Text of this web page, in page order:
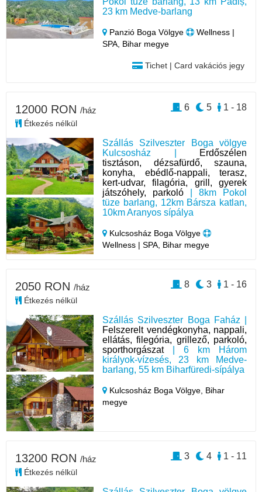
23 km Medve-barlang
Panzió Boga Völgye
Wellness |
SPA, Bihar megye
Tichet | Card vakációs jegy
Szállás Szilveszter Boga völgye
Kulcsosház |
Erdőszélen
tisztáson, dézsafürdő, szauna,
konyha, ebédlő-nappali, terasz,
kert-udvar, filagória, grill, gyerek
játszóhely, parkoló | 8km Pokol
tüze barlang, 12km Bársza katlan,
10km Aranyos sípálya
Kulcsosház Boga Völgye
Wellness | SPA, Bihar megye
12000 RON /ház
Étkezés nélkül
1 - 18
5
6
Szállás Szilveszter Boga Faház |
Felszerelt vendégkonyha, nappali,
ellátás, filegória, grillező, parkoló,
sporthorgászat| 6 km Három
királyok-vízesés, 23 km Medve-
barlang, 55 km Biharfüredi-sípálya
Kulcsosház Boga Völgye, Bihar
megye
2050 RON /ház
Étkezés nélkül
1 - 16
3
8
13200 RON /ház
Étkezés nélkül
1 - 11
4
3